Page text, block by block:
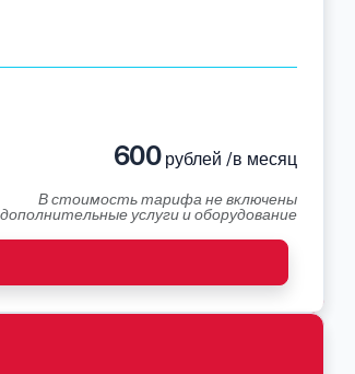
600рублей /в месяц
В стоимость тарифа не включены
дополнительные услуги и оборудование